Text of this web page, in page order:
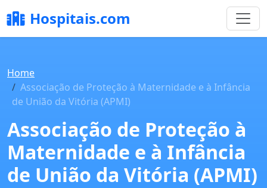
Hospitais.com
Home
Associação de Proteção à Maternidade e à Infância
de União da Vitória (APMI)
Associação de Proteção à
Maternidade e à Infância
de União da Vitória (APMI)